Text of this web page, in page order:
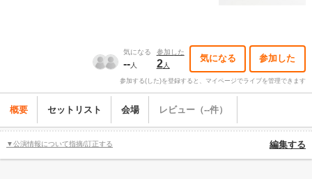
気になる
--人
参加した
2人
気になる 参加した
参加する(した)を登録すると、マイページでライブを管理できます
概要 セットリスト 会場 レビュー（--件）
▼公演情報について指摘/訂正する 編集する